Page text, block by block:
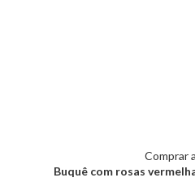
Comprar
Buquê com rosas